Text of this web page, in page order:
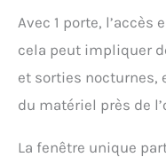
Avec 1 porte,
cela peut impliquer
et sorties nocturnes,
du matériel près de
La fenêtre unique